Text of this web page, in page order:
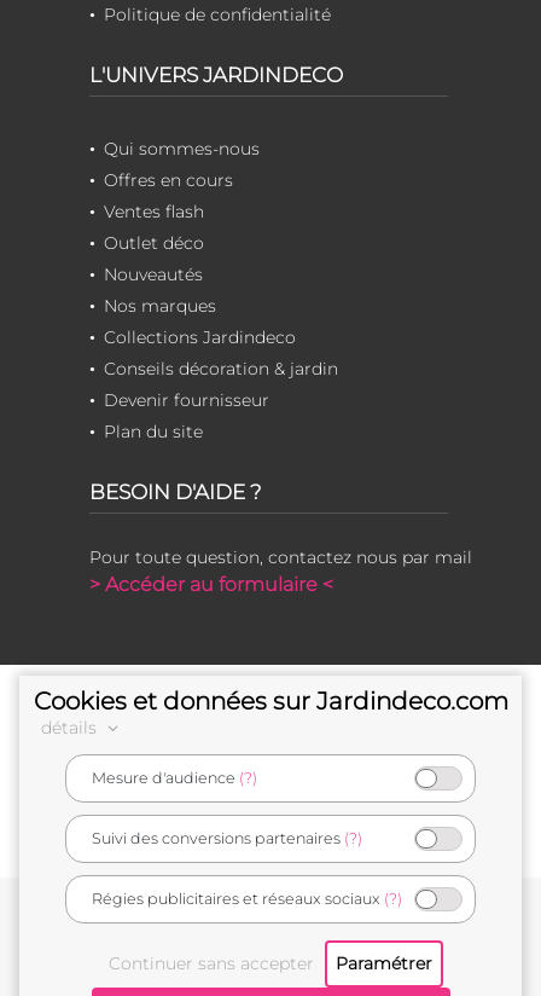
Politique de confidentialité
L'UNIVERS JARDINDECO
Qui sommes-nous
Offres en cours
Ventes flash
Outlet déco
Nouveautés
Nos marques
Collections Jardindeco
Conseils décoration & jardin
Devenir fournisseur
Plan du site
BESOIN D'AIDE ?
Pour toute question, contactez nous par mail
> Accéder au formulaire <
e-commerçant français
Cookies et données sur Jardindeco.com
détails
Mesure d'audience (?)
Suivi des conversions partenaires (?)
Régies publicitaires et réseaux sociaux (?)